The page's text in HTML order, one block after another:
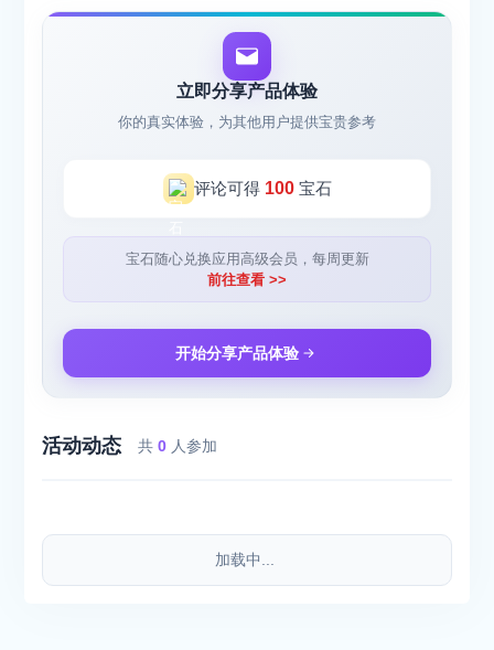
立即分享产品体验
你的真实体验，为其他用户提供宝贵参考
评论可得 100宝石
宝石随心兑换应用高级会员，每周更新
前往查看 >>
开始分享产品体验
活动动态 共0 人参加
加载中...